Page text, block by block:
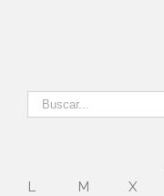
L M X